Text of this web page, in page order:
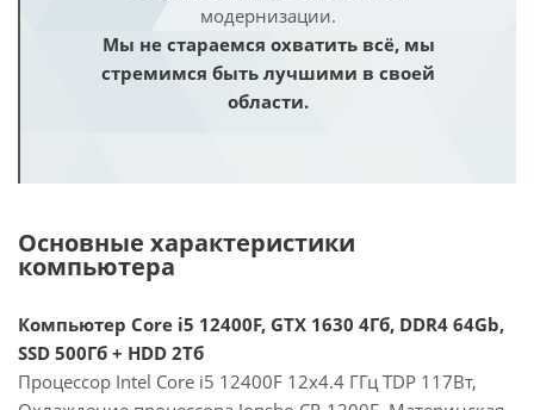
модернизации.
Мы не стараемся охватить всё, мы
стремимся быть лучшими в своей
области.
Основные характеристики
компьютера
Компьютер Core i5 12400F, GTX 1630 4Гб, DDR4 64Gb,
SSD 500Гб + HDD 2Тб
Процессор Intel Core i5 12400F 12x4.4 ГГц TDP 117Вт,